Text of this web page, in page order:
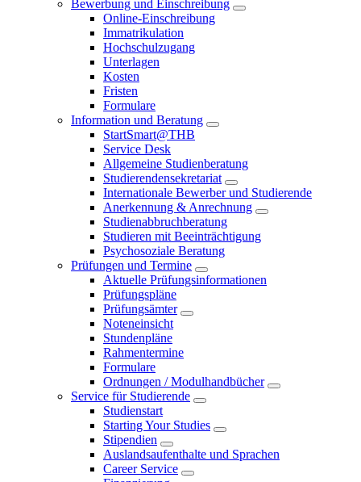
Bewerbung und Einschreibung
Online-Einschreibung
Immatrikulation
Hochschulzugang
Unterlagen
Kosten
Fristen
Formulare
Information und Beratung
StartSmart@THB
Service Desk
Allgemeine Studienberatung
Studierendensekretariat
Internationale Bewerber und Studierende
Anerkennung & Anrechnung
Studienabbruchberatung
Studieren mit Beeinträchtigung
Psychosoziale Beratung
Prüfungen und Termine
Aktuelle Prüfungsinformationen
Prüfungspläne
Prüfungsämter
Noteneinsicht
Stundenpläne
Rahmentermine
Formulare
Ordnungen / Modulhandbücher
Service für Studierende
Studienstart
Starting Your Studies
Stipendien
Auslandsaufenthalte und Sprachen
Career Service